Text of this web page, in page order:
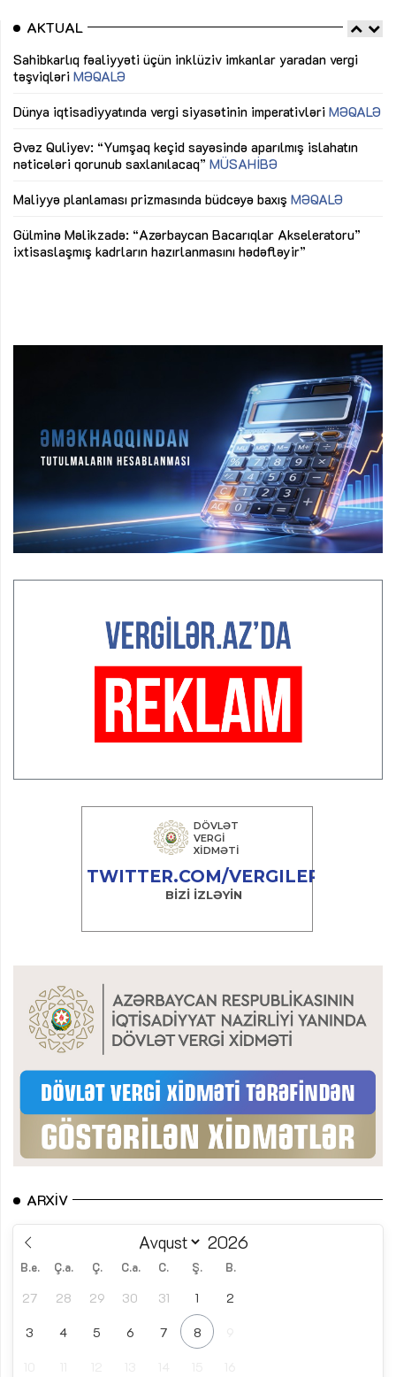
AKTUAL
Sahibkarlıq fəaliyyəti üçün inklüziv imkanlar yaradan vergi
təşviqləri MƏQALƏ
Dünya iqtisadiyyatında vergi siyasətinin imperativləri MƏQALƏ
Əvəz Quliyev: “Yumşaq keçid sayəsində aparılmış islahatın
nəticələri qorunub saxlanılacaq” MÜSAHİBƏ
Maliyyə planlaması prizmasında büdcəyə baxış MƏQALƏ
Gülminə Məlikzadə: “Azərbaycan Bacarıqlar Akseleratoru”
ixtisaslaşmış kadrların hazırlanmasını hədəfləyir”
ARXIV
B.e. Ç.a. Ç. C.a. C. Ş. B.
27 28 29 30 31 1 2
3 4 5 6 7 8